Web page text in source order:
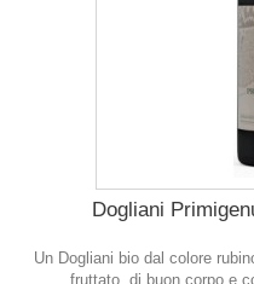
Dogliani
Un Dogliani bio dal colore
fruttato, di buon corpo e